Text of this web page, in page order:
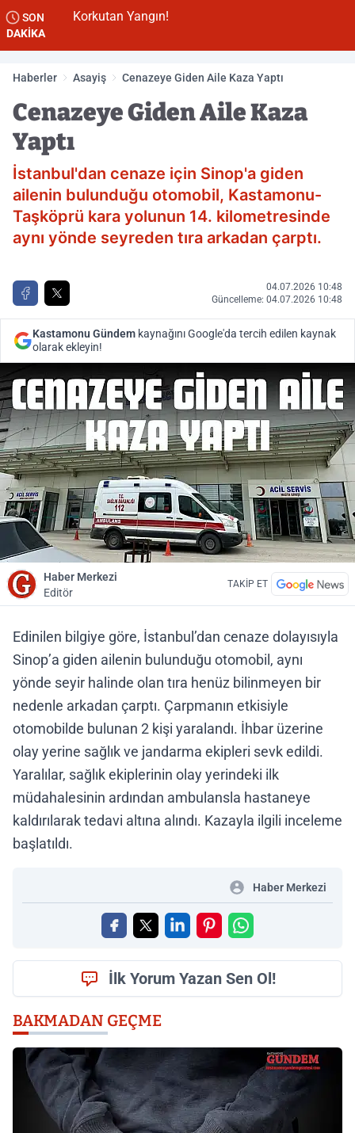
SON
DAKİKA
Korkutan Yangın!
Haberler Asayiş Cenazeye Giden Aile Kaza Yaptı
Cenazeye Giden Aile Kaza
Yaptı
İstanbul'dan cenaze için Sinop'a giden
ailenin bulunduğu otomobil, Kastamonu-
Taşköprü kara yolunun 14. kilometresinde
aynı yönde seyreden tıra arkadan çarptı.
04.07.2026 10:48
Güncelleme: 04.07.2026 10:48
Kastamonu Gündem kaynağını Google'da tercih edilen kaynak
olarak ekleyin!
Haber Merkezi
Editör
TAKİP ET
Edinilen bilgiye göre, İstanbul’dan cenaze dolayısıyla
Sinop’a giden ailenin bulunduğu otomobil, aynı
yönde seyir halinde olan tıra henüz bilinmeyen bir
nedenle arkadan çarptı. Çarpmanın etkisiyle
otomobilde bulunan 2 kişi yaralandı. İhbar üzerine
olay yerine sağlık ve jandarma ekipleri sevk edildi.
Yaralılar, sağlık ekiplerinin olay yerindeki ilk
müdahalesinin ardından ambulansla hastaneye
kaldırılarak tedavi altına alındı. Kazayla ilgili inceleme
başlatıldı.
Haber Merkezi
İlk Yorum Yazan Sen Ol!
BAKMADAN GEÇME